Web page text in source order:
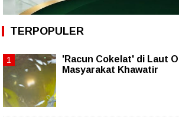
TERPOPULER
'Racun Cokelat' di Laut
Masyarakat Khawatir